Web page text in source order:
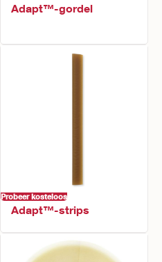
Adapt™-gordel
Probeer kosteloos
Adapt™-strips